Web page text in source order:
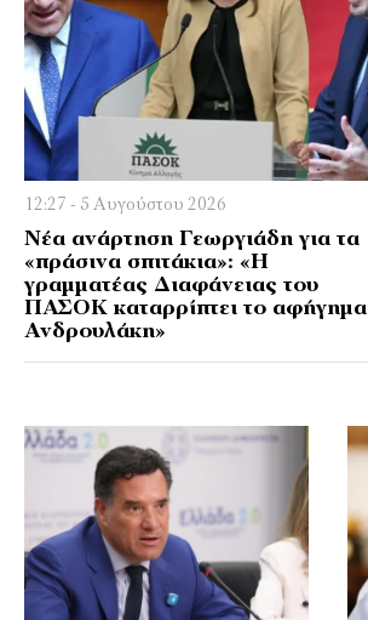
12:27 - 5 Αυγούστου 2026
Νέα ανάρτηση Γεωργιάδη για τα
«πράσινα σπιτάκια»: «Η
γραμματέας Διαφάνειας του
ΠΑΣΟΚ καταρρίπτει το αφήγημα
Ανδρουλάκη»